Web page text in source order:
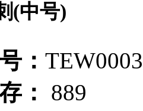
(中号)
：
：
889